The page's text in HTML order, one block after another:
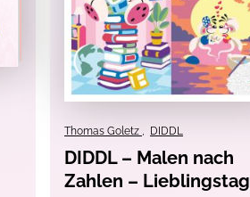
Thomas Goletz , DIDDL
DIDDL – Malen nach
Zahlen – Lieblingstag